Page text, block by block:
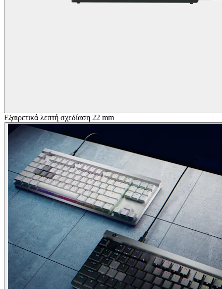
Εξαιρετικά λεπτή σχεδίαση 22 mm